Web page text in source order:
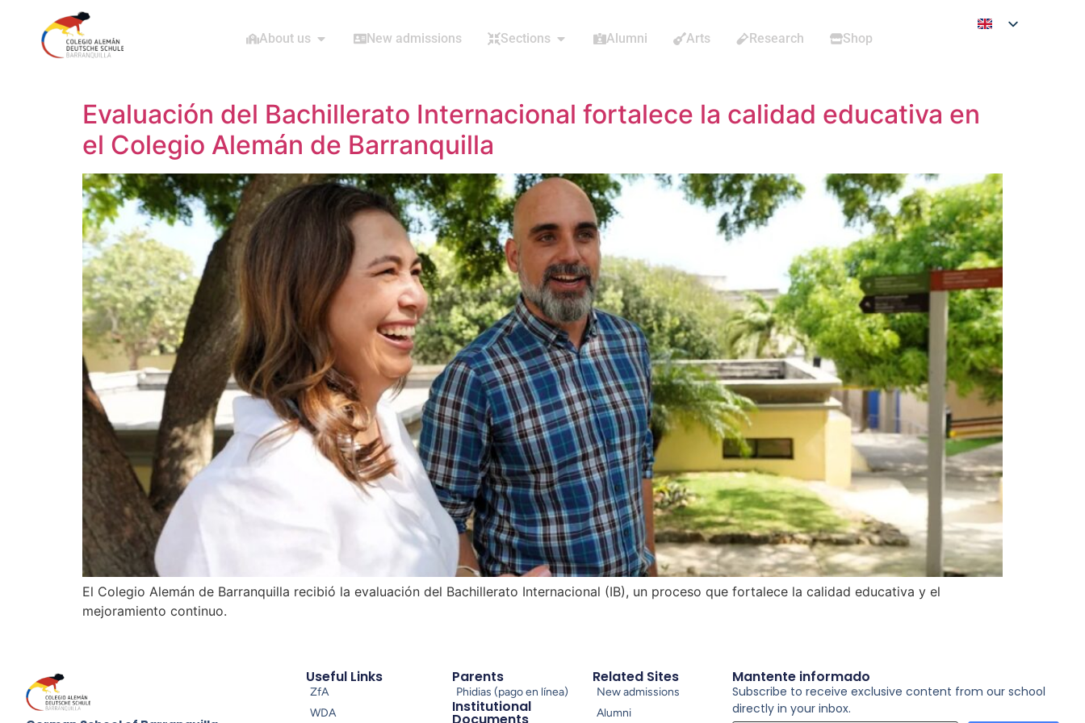
About us New admissions Sections Alumni Arts Research Shop
Evaluación del Bachillerato Internacional fortalece la calidad educativa en
el Colegio Alemán de Barranquilla
El Colegio Alemán de Barranquilla recibió la evaluación del Bachillerato Internacional (IB), un proceso que fortalece la calidad educativa y el
mejoramiento continuo.
Useful Links
ZfA
WDA
Parents
Phidias (pago en línea)
Institutional
Related Sites
New admissions
Alumni
Mantente informado
Subscribe to receive exclusive content from our school
directly in your inbox.